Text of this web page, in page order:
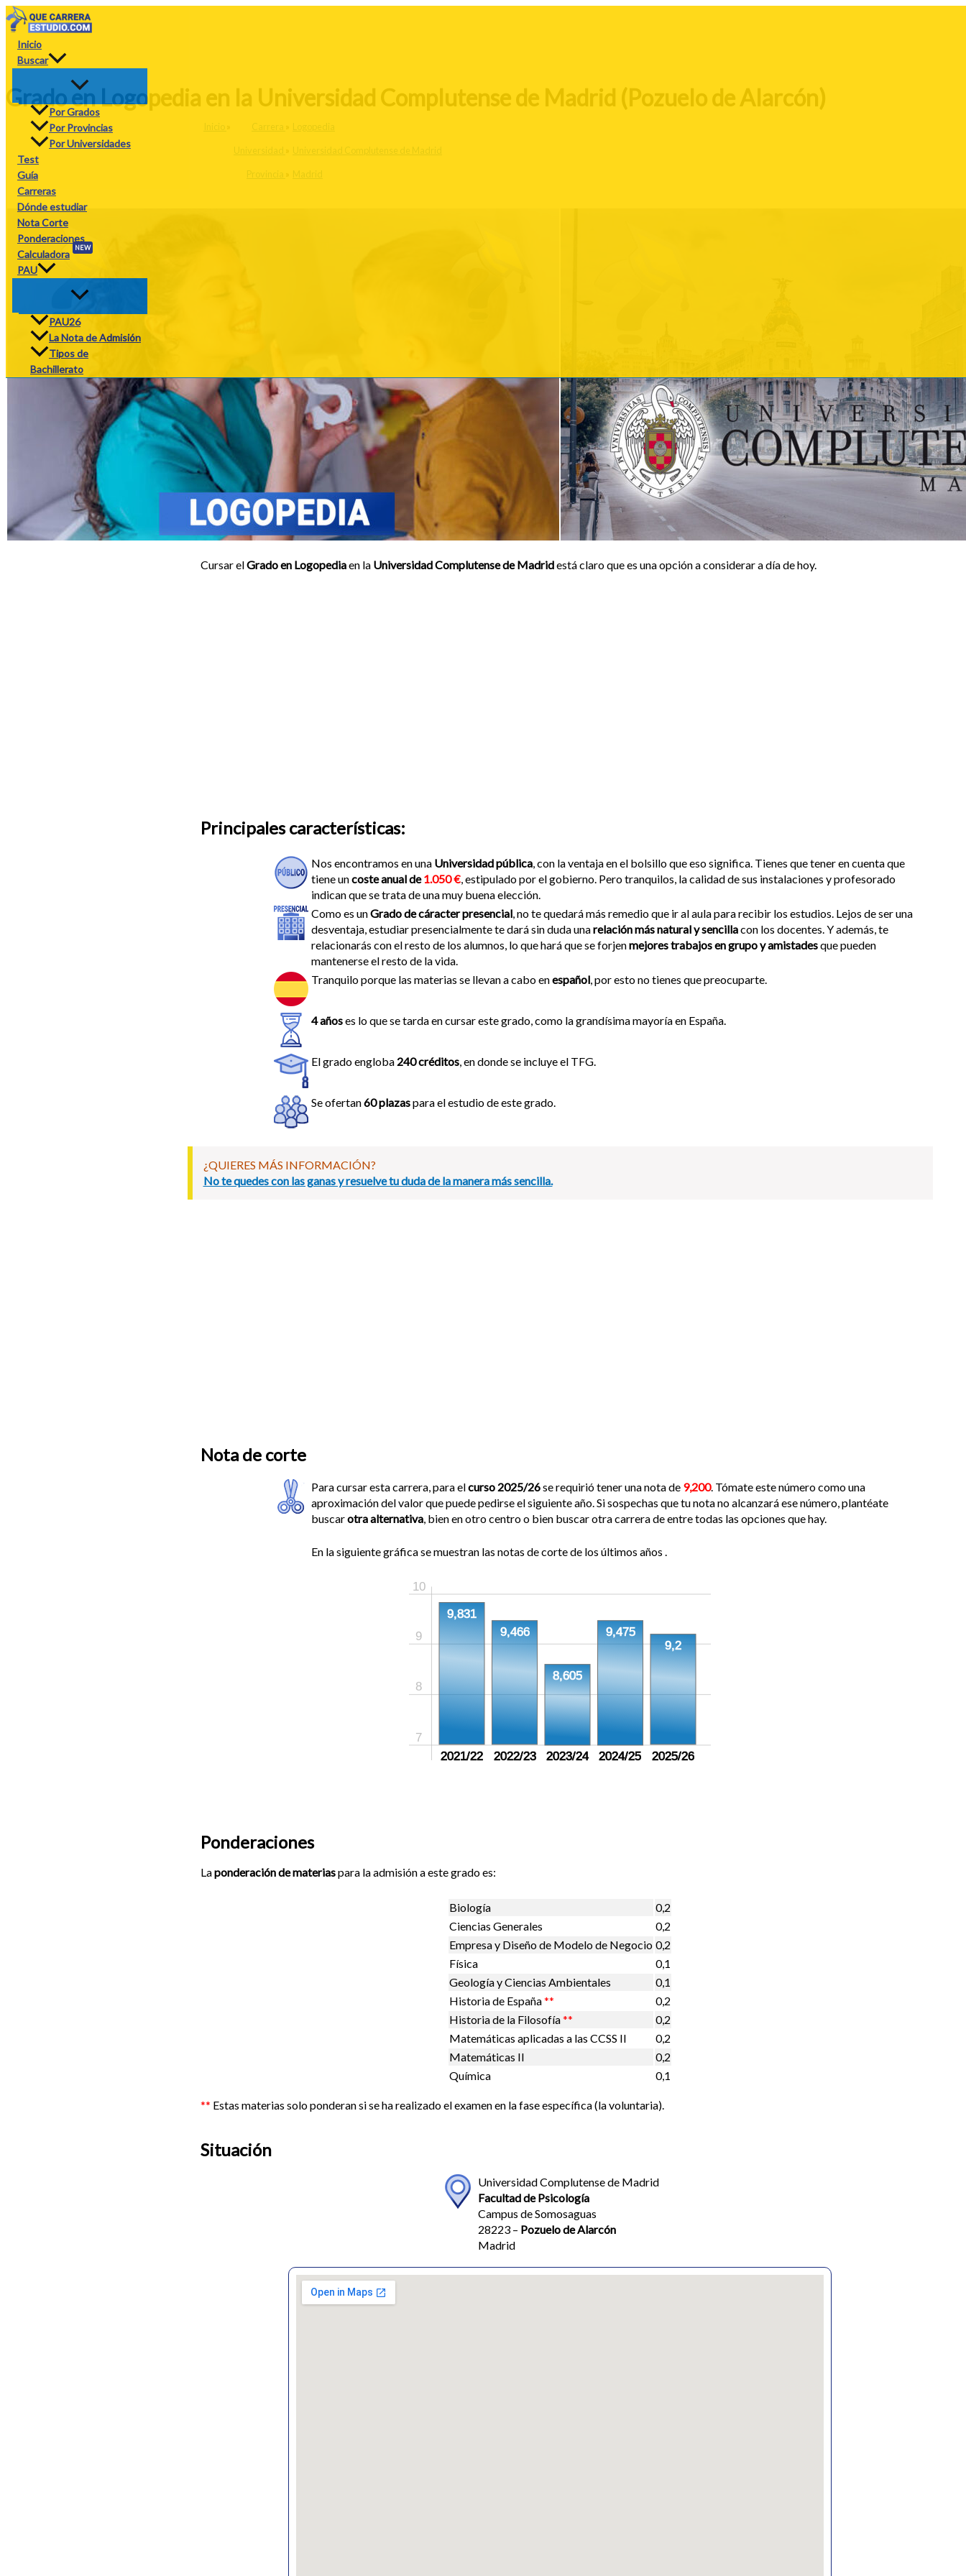
Ir
al
contenido
Inicio
Buscar
Por Grados
Por Provincias
Por Universidades
Test
Guía
Carreras
Dónde estudiar
Nota Corte
Ponderaciones
Calculadora
NEW
PAU
PAU26
La Nota de Admisión
Tipos de
Bachillerato
Grado en Logopedia en la Universidad Complutense de Madrid (Pozuelo de Alarcón)
Inicio Carrera Logopedia
Universidad Universidad Complutense de Madrid
Provincia Madrid
Cursar elGrado en Logopediaen la Universidad Complutense de Madridestá claro que es una opción a considerar a día de hoy.
Principales características:
Nos encontramos en una Universidad pública , con la ventaja en el bolsillo que eso significa. Tienes que tener en cuenta que
tiene uncoste anual de1.050 € , estipulado por el gobierno. Pero tranquilos, la calidad de sus instalaciones y profesorado
indican que se trata de una muy buena elección.
Como es unGrado de cáracter presencial , no te quedará más remedio que ir al aula para recibir los estudios. Lejos de ser una
desventaja, estudiar presencialmente te dará sin duda unarelación más natural y sencillacon los docentes. Y además, te
relacionarás con el resto de los alumnos, lo que hará que se forjenmejores trabajos en grupo y amistadesque pueden
mantenerse el resto de la vida.
Tranquilo porque las materias se llevan a cabo enespañol , por esto no tienes que preocuparte.
4 añoses lo que se tarda en cursar este grado, como la grandísima mayoría en España.
El grado engloba 240 créditos , en donde se incluye el TFG.
Se ofertan60 plazaspara el estudio de este grado.
¿QUIERES MÁS INFORMACIÓN?
No te quedes con las ganas y resuelve tu duda de la manera más sencilla.
Nota de corte
Para cursar esta carrera, para elcurso 2025/26se requirió tener una nota de 9,200. Tómate este número como una
aproximación del valor que puede pedirse el siguiente año. Si sospechas que tu nota no alcanzará ese número, plantéate
buscarotra alternativa , bien en otro centro o bien buscar otra carrera de entre todas las opciones que hay.
En la siguiente gráfica se muestran las notas de corte de los últimos años .
10
7
8
9
9,831
9,466
8,605
9,475
9,2
2021/22 2022/23 2023/24 2024/25 2025/26
Ponderaciones
Laponderación de materiaspara la admisión a este grado es:
Biología
0,2
Ciencias Generales
0,2
Empresa y Diseño de Modelo de Negocio 0,2
Física
0,1
Geología y Ciencias Ambientales
0,1
Historia de España**
0,2
Historia de la Filosofía**
0,2
Matemáticas aplicadas a las CCSS II
0,2
Matemáticas II
0,2
Química
0,1
** Estas materias solo ponderan si se ha realizado el examen en la fase específica (la voluntaria).
Situación
Universidad Complutense de Madrid
Facultad de Psicología
Campus de Somosaguas
28223 – Pozuelo de Alarcón
Madrid